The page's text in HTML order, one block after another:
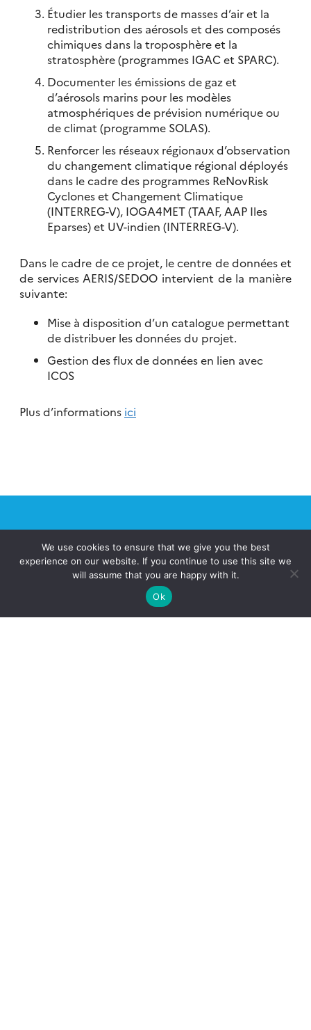
Étudier les transports de masses d’air et la
redistribution des aérosols et des composés
chimiques dans la troposphère et la
stratosphère (programmes IGAC et SPARC).
Documenter les émissions de gaz et
d’aérosols marins pour les modèles
atmosphériques de prévision numérique ou
de climat (programme SOLAS).
Renforcer les réseaux régionaux d’observation
du changement climatique régional déployés
dans le cadre des programmes ReNovRisk
Cyclones et Changement Climatique
(INTERREG-V), IOGA4MET (TAAF, AAP Iles
Eparses) et UV-indien (INTERREG-V).
Dans le cadre de ce projet, le centre de données et
de services AERIS/SEDOO intervient de la manière
suivante:
Mise à disposition d’un catalogue permettant
de distribuer les données du projet.
Gestion des flux de données en lien avec
ICOS
Plus d’informations ici
Qu’est-ce que le Pôle AERIS?
We use cookies to ensure that we give you the best
experience on our website. If you continue to use this site we
will assume that you are happy with it.
Ok